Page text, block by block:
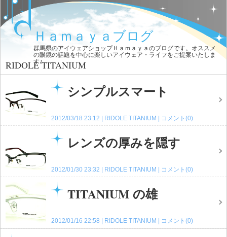
Ｈａｍａｙａブログ
群馬県のアイウェアショップＨａｍａｙａのブログです。オススメ
の眼鏡の話題を中心に楽しいアイウェア・ライフをご提案いたしま
す♪
RIDOLE TITANIUM
シンプルスマート
2012/03/18 23:12 RIDOLE TITANIUM コメント(0)
レンズの厚みを隠す
2012/01/30 23:32 RIDOLE TITANIUM コメント(0)
TITANIUM の雄
2012/01/16 22:58 RIDOLE TITANIUM コメント(0)